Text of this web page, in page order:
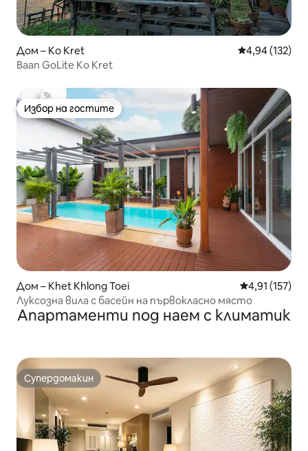
Дом – Ko Kret Средна
4,94 (132)
Baan GoLite Ko Kret
Избор на гостите
Избор на гостите
Дом – Khet Khlong Toei Средна
4,91 (157)
Луксозна вила с басейн на първокласно място
Апартаменти под наем с климатик
Супердомакин
Супердомакин